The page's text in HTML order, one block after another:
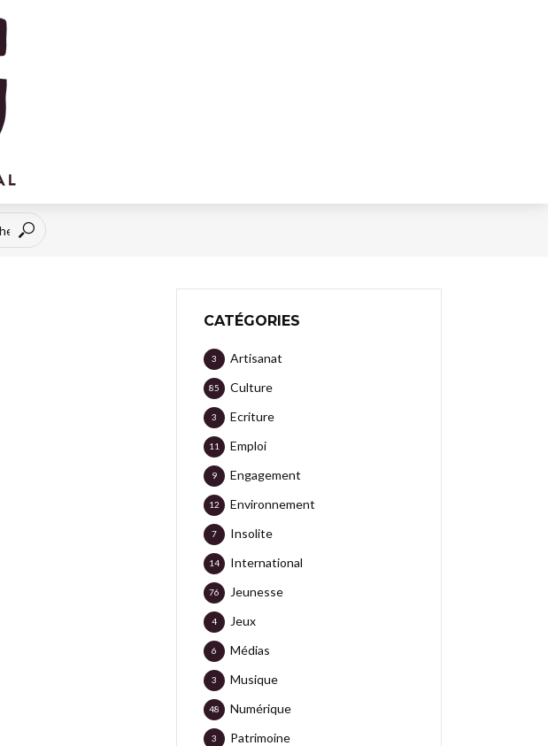
CATÉGORIES
Artisanat
3
Culture
85
Ecriture
3
Emploi
11
Engagement
9
Environnement
12
Insolite
7
International
14
Jeunesse
76
Jeux
4
Médias
6
Musique
3
Numérique
48
Patrimoine
3